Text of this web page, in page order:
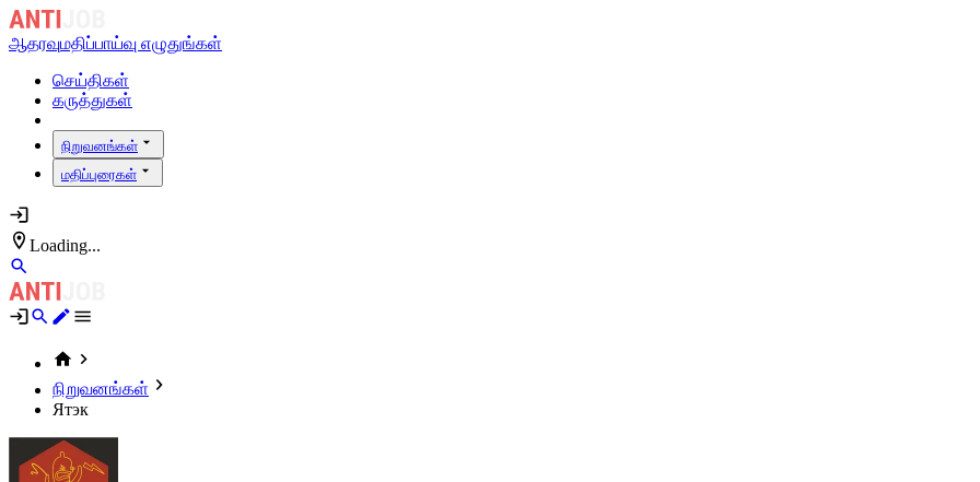
ஆதரவுமதிப்பாய்வு எழுதுங்கள்
செய்திகள்
கருத்துகள்
நிறுவனங்கள்
மதிப்புரைகள்
Loading...
நிறுவனங்கள்
Ятэк